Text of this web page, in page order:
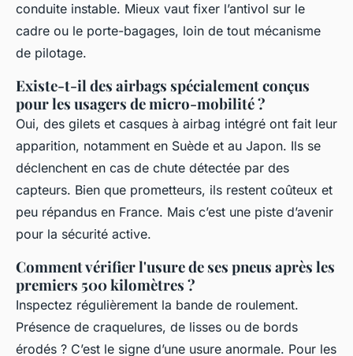
conduite instable. Mieux vaut fixer l’antivol sur le
cadre ou le porte-bagages, loin de tout mécanisme
de pilotage.
Existe-t-il des airbags spécialement conçus
pour les usagers de micro-mobilité ?
Oui, des gilets et casques à airbag intégré ont fait leur
apparition, notamment en Suède et au Japon. Ils se
déclenchent en cas de chute détectée par des
capteurs. Bien que prometteurs, ils restent coûteux et
peu répandus en France. Mais c’est une piste d’avenir
pour la sécurité active.
Comment vérifier l'usure de ses pneus après les
premiers 500 kilomètres ?
Inspectez régulièrement la bande de roulement.
Présence de craquelures, de lisses ou de bords
érodés ? C’est le signe d’une usure anormale. Pour les